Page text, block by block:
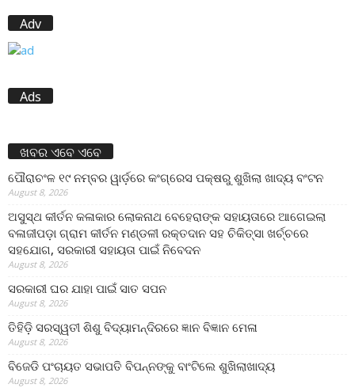
Adv
Ads
ଖବର ଏବେ ଏବେ
ପୌରାଚଂଳ ୧୯ ନମ୍ବର ୱାର୍ଡ଼ରେ କଂଗ୍ରେସ ପକ୍ଷରୁ ଶୁଖିଲା ଖାଦ୍ୟ ବଂଟନ
August 8, 2026
ଅସୁସ୍ଥ କୀର୍ତନ କଳାକାର ଲୋକନାଥ ବେହେରାଙ୍କ ସହାୟତାରେ ଆଗେଇଲା
ବଳାଜୀପଡ଼ା ଗ୍ରାମ କୀର୍ତନ ମଣ୍ଡଳୀ ରକ୍ତଦାନ ସହ ଚିକିତ୍ସା ଖର୍ଚ୍ଚରେ
ସହଯୋଗ, ସରକାରୀ ସହାୟତା ପାଇଁ ନିବେଦନ
August 8, 2026
ସରକାରୀ ଘର ଯାହା ପାଇଁ ସାତ ସପନ
August 8, 2026
ତିହିଡି଼ ସରସ୍ୱତୀ ଶିଶୁ ବିଦ୍ୟାମନ୍ଦିରରେ ଜ୍ଞାନ ବିଜ୍ଞାନ ମେଳା
August 8, 2026
ବିଜେଡି ପଂଚାୟତ ସଭାପତି ବିପନ୍ନଙ୍କୁ ବାଂଟିଲେ ଶୁଖିଲାଖାଦ୍ୟ
August 8, 2026